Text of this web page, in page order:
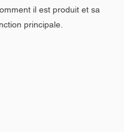
il est produit et sa
principale.